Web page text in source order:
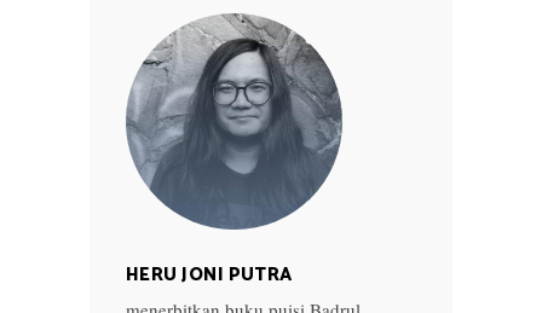
HERU JONI PUTRA